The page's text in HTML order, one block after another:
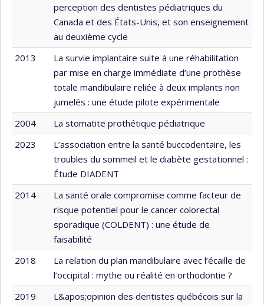
perception des dentistes pédiatriques du
Canada et des États-Unis, et son enseignement
au deuxième cycle
2013
La survie implantaire suite à une réhabilitation
par mise en charge immédiate d’une prothèse
totale mandibulaire reliée à deux implants non
jumelés : une étude pilote expérimentale
2004
La stomatite prothétique pédiatrique
2023
L’association entre la santé buccodentaire, les
troubles du sommeil et le diabète gestationnel :
Étude DIADENT
2014
La santé orale compromise comme facteur de
risque potentiel pour le cancer colorectal
sporadique (COLDENT) : une étude de
faisabilité
2018
La relation du plan mandibulaire avec l’écaille de
l’occipital : mythe ou réalité en orthodontie ?
2019
L&apos;opinion des dentistes québécois sur la